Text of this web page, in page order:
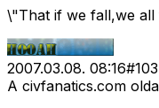
\"That if we fall,we
2007.03.08. 08:16#
A civfanatics.com